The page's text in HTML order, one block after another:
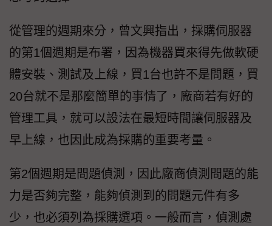
從管理的週期來分，曾文興指出，採購伺服器
的第1個週期是布署，因為機器買來得先做軟硬
體安裝、測試及上線，買1台也許不是問題，買
20台就不是那麼簡單的事情了，廠商若有好的
管理工具，就可以設法在最短時間讓伺服器及
早上線，也因此成為採購的重要考量。
第2個週期是問題偵測，因此廠商偵測問題的能
力是否夠完整，能夠偵測到的問題元件有多
少，也必須列為採購選項。一般而言，偵測處